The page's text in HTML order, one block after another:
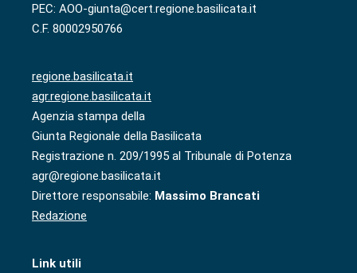
PEC: AOO-giunta@cert.regione.basilicata.it
C.F. 80002950766
regione.basilicata.it
agr.regione.basilicata.it
Agenzia stampa della
Giunta Regionale della Basilicata
Registrazione n. 209/1995 al Tribunale di Potenza
agr@regione.basilicata.it
Direttore responsabile: Massimo Brancati
Redazione
Link utili